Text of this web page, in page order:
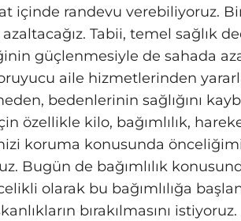
içinde randevu verebiliyoruz.
Tabii, temel sağlık
güçlenmesiyle de sahada
aile hizmetlerinden
bedenlerinin sağlığını
özellikle kilo, bağımlılık,
koruma konusunda
Bugün de bağımlılık
olarak bu bağımlılığa
bırakılmasını